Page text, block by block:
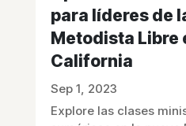
para líderes de
Metodista Libre
California
Sep 1, 2023
Explore las clases